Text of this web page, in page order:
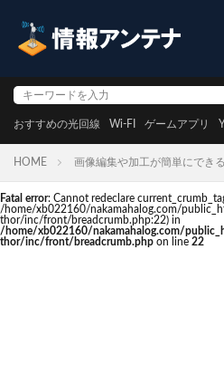
おすすめの光回線 Wi-FI ゲームアプリ
HOME 画像編集や加工が簡単にでき
Fatal error: Cannot redeclare
/home/xb022160/nakamahalog.com/
thor/inc/front/breadcrumb.php:22) in
/home/xb022160/nakamahalog.com/
thor/inc/front/breadcrumb.php on line 22